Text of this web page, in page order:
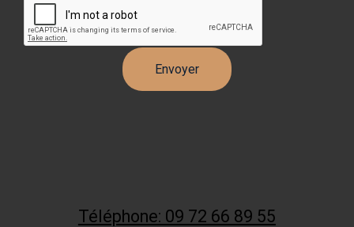
Téléphone: 09 72 66 89 55